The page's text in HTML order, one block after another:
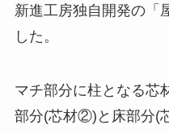
新進工房独自開発の「
した。
マチ部分に柱となる
部分(芯材②)と床部分(